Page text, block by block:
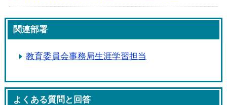
関連部署
教育委員会事務局生涯学習担当
よくある質問と回答